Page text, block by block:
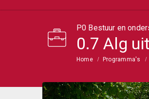
P0 Bestuur en
0.7 Alg
Home Programma's